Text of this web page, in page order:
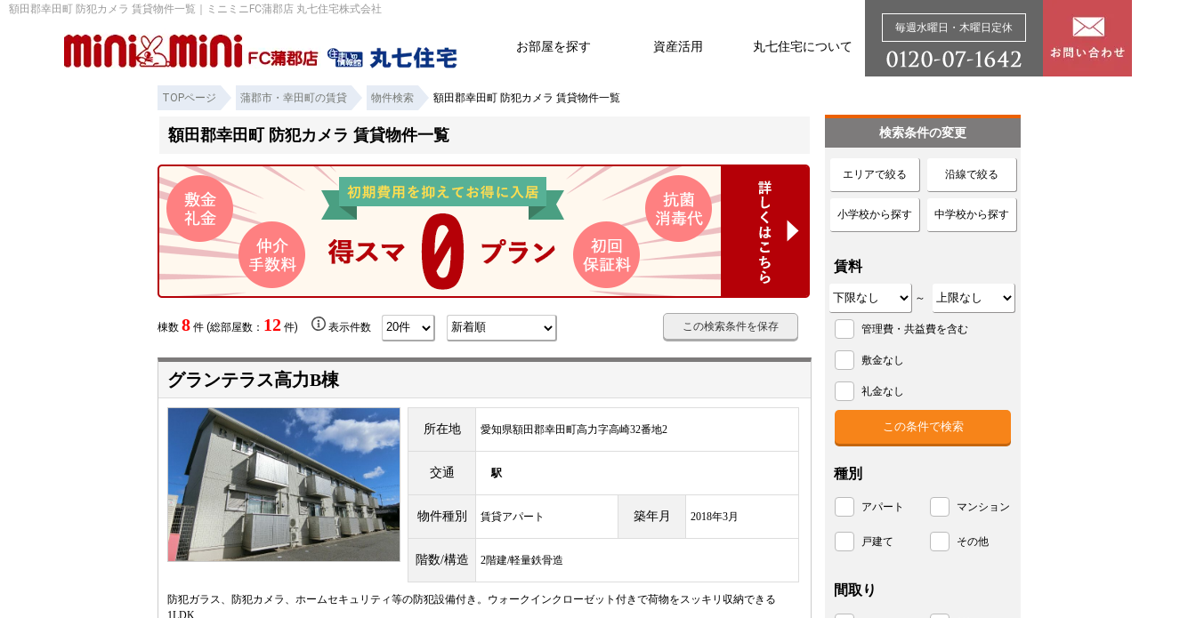
額田郡幸田町 防犯カメラ 賃貸物件一覧｜ミニミニFC蒲郡店 丸七住宅株式会社
お部屋を探す 資産活用 丸七住宅について
毎週水曜日・木曜日定休
TOPページ 蒲郡市・幸田町の賃貸 物件検索 額田郡幸田町 防犯カメラ 賃貸物件一覧
額田郡幸田町 防犯カメラ 賃貸物件一覧
棟数 8 件 (総部屋数： 12 件) 表示件数 この検索条件を保存
グランテラス高力B棟
所在地 愛知県額田郡幸田町高力字高崎32番地2
交通 駅
物件種別 賃貸アパート 築年月 2018年3月
階数/構造 2階建/軽量鉄骨造
防犯ガラス、防犯カメラ、ホームセキュリティ等の防犯設備付き。ウォークインクローゼット付きで荷物をスッキリ収納できる
1LDK
検索条件の変更
エリアで絞る 沿線で絞る
小学校から探す 中学校から探す
賃料
～
管理費・共益費を含む
敷金なし
礼金なし
種別
アパート マンション
戸建て その他
間取り